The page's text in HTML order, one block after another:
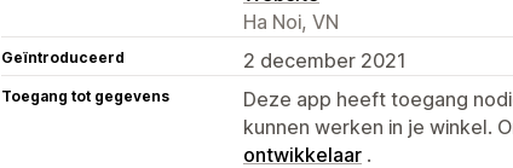
Ha Noi, VN
Geïntroduceerd 2 december 2021
Toegang tot gegevens
Deze app heeft toegang
kunnen werken in je winkel.
ontwikkelaar .